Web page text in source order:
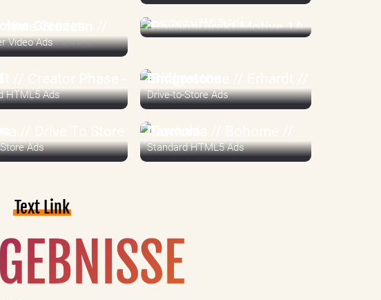
Video Ads
Grenzen Standard HTML5 Ads
BavariaDirekt
HTML5 Ads Drive-to-Store Ads
Bridgestone
Ads Standard HTML5 Ads
Dawonia
Text Link